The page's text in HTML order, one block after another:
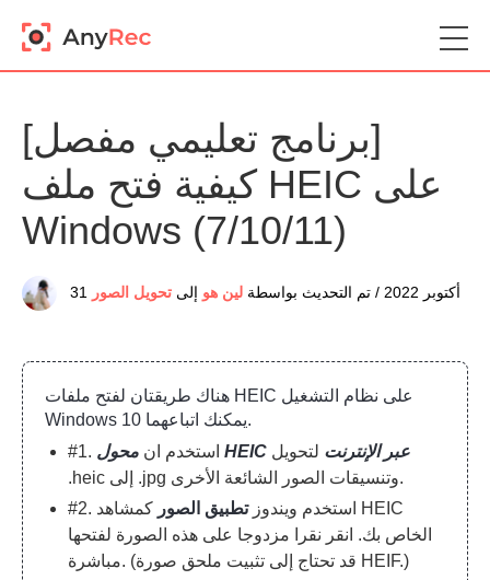
[برنامج تعليمي مفصل]
كيفية فتح ملف HEIC على
Windows (7/10/11)
31 أكتوبر 2022 / تم التحديث بواسطة لين هو إلى تحويل الصور
هناك طريقتان لفتح ملفات HEIC على نظام التشغيل
Windows 10 يمكنك اتباعهما.
#1. استخدم ان
محول HEIC عبر الإنترنت لتحويل
.heic إلى .jpg وتنسيقات الصور الشائعة الأخرى.
#2. استخدم ويندوزتطبيق الصور كمشاهد HEIC
الخاص بك. انقر نقرا مزدوجا على هذه الصورة لفتحها
مباشرة. (قد تحتاج إلى تثبيت ملحق صورة HEIF.)